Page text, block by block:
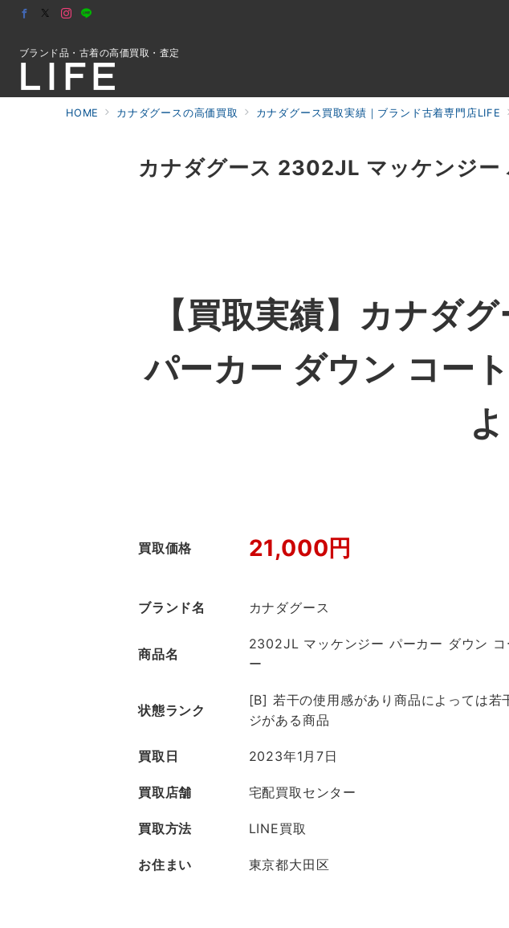
ブランド品・古着の高価買取・査定
HOME カナダグースの高価買取 カナダグース買取実績｜ブランド古着専門店LIFE
カナダグース 2302JL マッケンジー
【買取実績】カナダ
パーカー ダウン コー
買取価格 21,000円
ブランド名 カナダグース
商品名
2302JL マッケンジー パーカー ダウン
ー
状態ランク
[B] 若干の使用感があり商品によっては若
ジがある商品
買取日 2023年1月7日
買取店舗 宅配買取センター
買取方法 LINE買取
お住まい 東京都大田区